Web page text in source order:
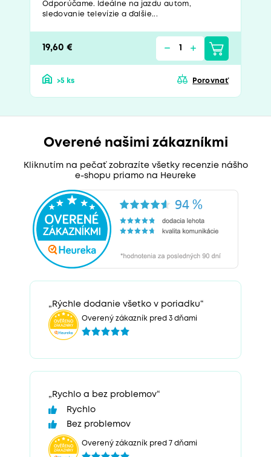
Odporúčame. Ideálne na jazdu autom,
sledovanie televízie a ďalšie...
19,60 €
>5 ks Porovnať
Overené našimi zákazníkmi
Kliknutím na pečať zobrazíte všetky recenzie nášho
e-shopu priamo na Heureke
„Rýchle dodanie všetko v poriadku“
Overený zákazník pred 3 dňami
„Rychlo a bez problemov“
Rychlo
Bez problemov
Overený zákazník pred 7 dňami